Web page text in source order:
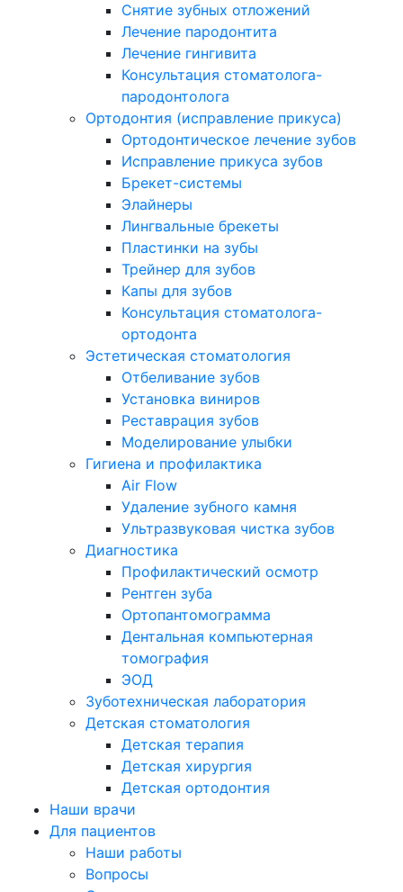
Снятие зубных отложений
Лечение пародонтита
Лечение гингивита
Консультация стоматолога-
пародонтолога
Ортодонтия (исправление прикуса)
Ортодонтическое лечение зубов
Исправление прикуса зубов
Брекет-системы
Элайнеры
Лингвальные брекеты
Пластинки на зубы
Трейнер для зубов
Капы для зубов
Консультация стоматолога-
ортодонта
Эстетическая стоматология
Отбеливание зубов
Установка виниров
Реставрация зубов
Моделирование улыбки
Гигиена и профилактика
Air Flow
Удаление зубного камня
Ультразвуковая чистка зубов
Диагностика
Профилактический осмотр
Рентген зуба
Ортопантомограмма
Дентальная компьютерная
томография
ЭОД
Зуботехническая лаборатория
Детская стоматология
Детская терапия
Детская хирургия
Детская ортодонтия
Наши врачи
Для пациентов
Наши работы
Вопросы